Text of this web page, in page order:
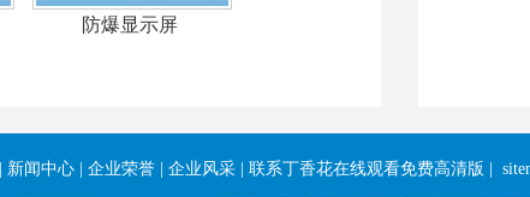
防爆显示屏
新闻中心| 企业荣誉| 企业风采| 联系丁香花在线观看免费高清版